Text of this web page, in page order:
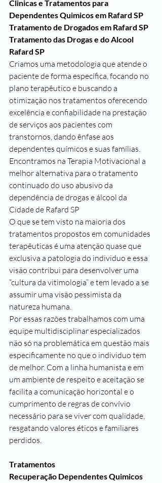
Clinicas e Tratamentos para
Dependentes Quimicos em Rafard SP
Tratamento de Drogados em Rafard SP
Tratamento das Drogas e do Alcool
Rafard SP
Criamos uma metodologia que atende o
paciente de forma específica, focando no
plano terapêutico e buscando a
otimização nos tratamentos oferecendo
excelência e confiabilidade na prestação
de serviços aos pacientes com
transtornos, dando ênfase aos
dependentes químicos e suas famílias.
Encontramos na Terapia Motivacional a
melhor alternativa para o tratamento
continuado do uso abusivo da
dependência de drogas e álcool da
Cidade de Rafard SP
O que se tem visto na maioria dos
tratamentos propostos em comunidades
terapêuticas é uma atenção quase que
exclusiva a patologia do individuo e essa
visão contribui para desenvolver uma
“cultura da vitimologia” e tem levado a se
assumir uma visão pessimista da
natureza humana.
Por essas razões trabalhamos com uma
equipe multidisciplinar especializados
não só na problemática em questão mais
especificamente no que o individuo tem
de melhor. Com a linha humanista e em
um ambiente de respeito e aceitação se
facilita a comunicação horizontal e o
cumprimento de regras de convívio
necessário para se viver com qualidade,
resgatando valores éticos e familiares
perdidos.
Tratamentos
Recuperação Dependentes Quimicos